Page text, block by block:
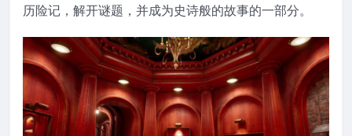
历险记，解开谜题，并成为史诗般的故事的一部分。